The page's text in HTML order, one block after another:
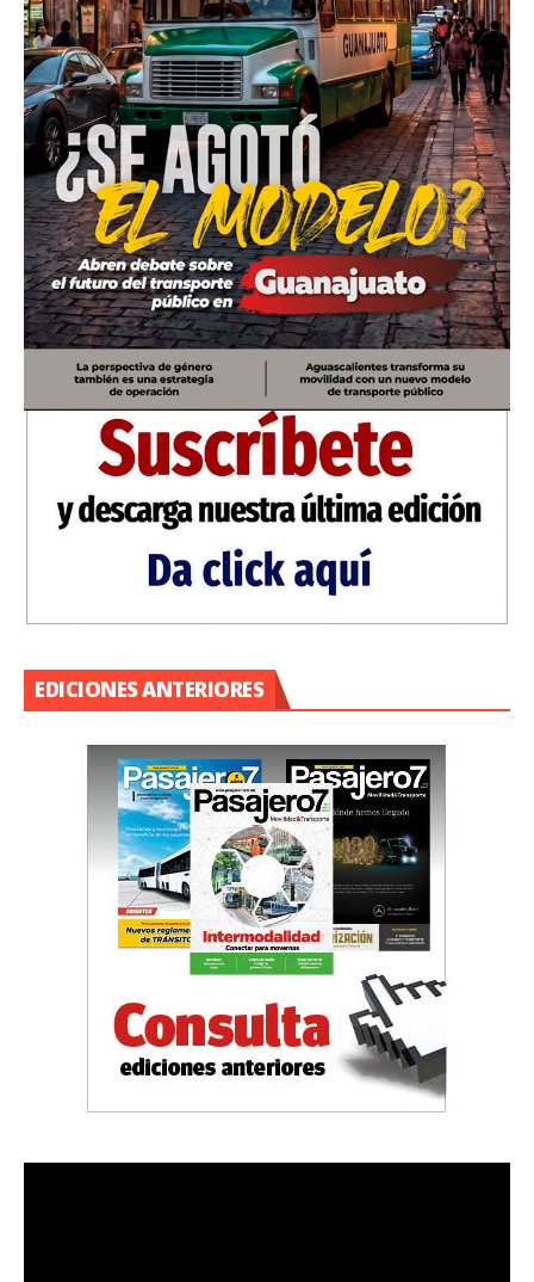
EDICIONES ANTERIORES